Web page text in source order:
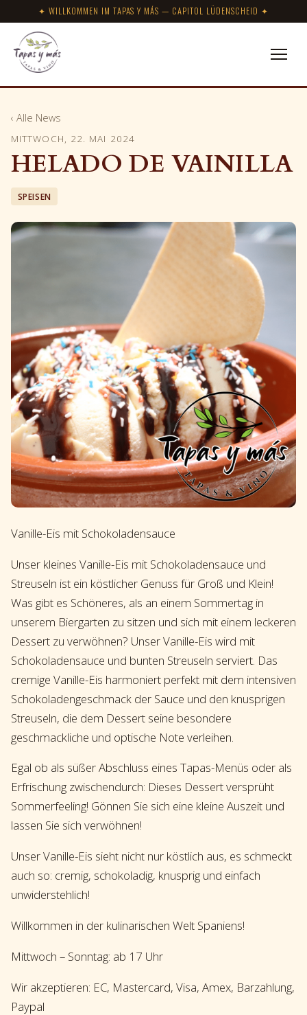
✦ WILLKOMMEN IM TAPAS Y MÁS — CAPITOL LÜDENSCHEID ✦
‹ Alle News
MITTWOCH, 22. MAI 2024
HELADO DE VAINILLA
SPEISEN
Vanille-Eis mit Schokoladensauce
Unser kleines Vanille-Eis mit Schokoladensauce und
Streuseln ist ein köstlicher Genuss für Groß und Klein!
Was gibt es Schöneres, als an einem Sommertag in
unserem Biergarten zu sitzen und sich mit einem leckeren
Dessert zu verwöhnen? Unser Vanille-Eis wird mit
Schokoladensauce und bunten Streuseln serviert. Das
cremige Vanille-Eis harmoniert perfekt mit dem intensiven
Schokoladengeschmack der Sauce und den knusprigen
Streuseln, die dem Dessert seine besondere
geschmackliche und optische Note verleihen.
Egal ob als süßer Abschluss eines Tapas-Menüs oder als
Erfrischung zwischendurch: Dieses Dessert versprüht
Sommerfeeling! Gönnen Sie sich eine kleine Auszeit und
lassen Sie sich verwöhnen!
Unser Vanille-Eis sieht nicht nur köstlich aus, es schmeckt
auch so: cremig, schokoladig, knusprig und einfach
unwiderstehlich!
Willkommen in der kulinarischen Welt Spaniens!
Mittwoch – Sonntag: ab 17 Uhr
Wir akzeptieren: EC, Mastercard, Visa, Amex, Barzahlung,
Paypal